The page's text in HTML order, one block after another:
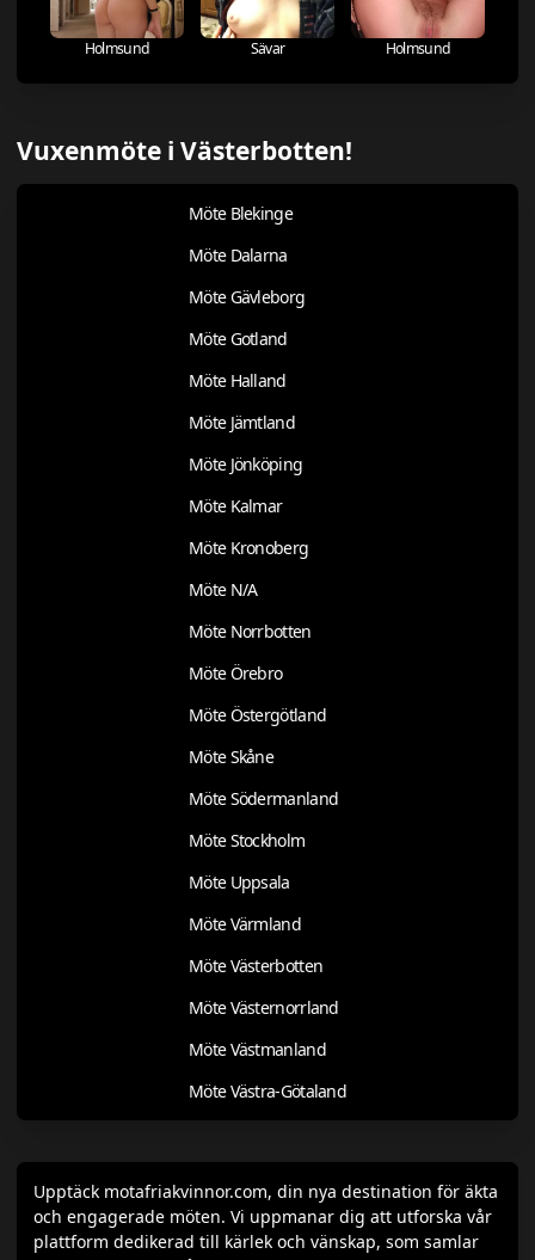
Holmsund Sävar Holmsund
Vuxenmöte i Västerbotten!
Möte Blekinge
Möte Dalarna
Möte Gävleborg
Möte Gotland
Möte Halland
Möte Jämtland
Möte Jönköping
Möte Kalmar
Möte Kronoberg
Möte N/A
Möte Norrbotten
Möte Örebro
Möte Östergötland
Möte Skåne
Möte Södermanland
Möte Stockholm
Möte Uppsala
Möte Värmland
Möte Västerbotten
Möte Västernorrland
Möte Västmanland
Möte Västra-Götaland
Upptäck motafriakvinnor.com, din nya destination för äkta
och engagerade möten. Vi uppmanar dig att utforska vår
plattform dedikerad till kärlek och vänskap, som samlar